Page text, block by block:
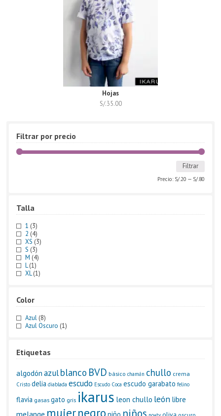
Hojas
S/.35.00
Filtrar por precio
Filtrar
Precio: S/.20 — S/.80
Talla
1 (3)
2 (4)
XS (3)
S (3)
M (4)
L (1)
XL (1)
Color
Azul (8)
Azul Oscuro (1)
Etiquetas
algodón azulblanco BVD básico chamán chullo crema
Cristo delia diablada escudo Escudo Coca escudo garabato felino
flavia gasas gato gris ikarus leon chullo león libre
mujernegro niños